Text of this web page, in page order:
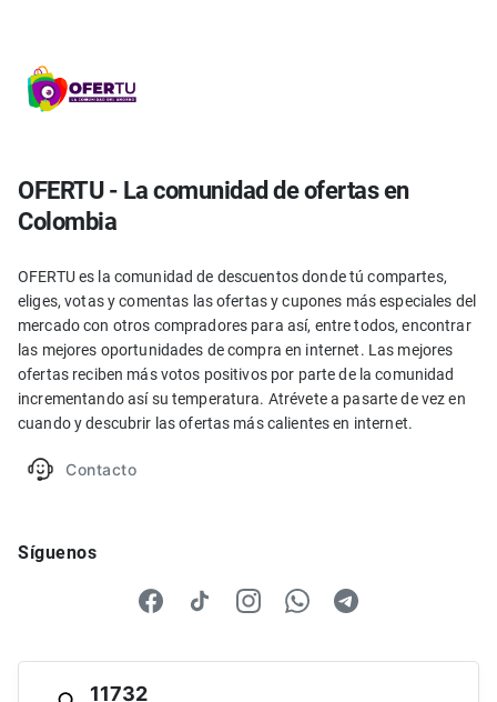
OFERTU - La comunidad de ofertas en
Colombia
OFERTU es la comunidad de descuentos donde tú compartes,
eliges, votas y comentas las ofertas y cupones más especiales del
mercado con otros compradores para así, entre todos, encontrar
las mejores oportunidades de compra en internet. Las mejores
ofertas reciben más votos positivos por parte de la comunidad
incrementando así su temperatura. Atrévete a pasarte de vez en
cuando y descubrir las ofertas más calientes en internet.
Contacto
Síguenos
11732